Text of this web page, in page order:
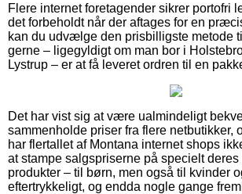
Flere internet foretagender sikrer portofri
det forbeholdt når der aftages for en
kan du udvælge den prisbilligste metode
gerne – ligegyldigt om man bor i
Lystrup – er at få leveret ordren til en
Det har vist sig at være ualmindeligt
sammenholde priser fra flere netbutikker,
har flertallet af Montana internet shops
at stampe salgspriserne på specielt deres
produkter – til børn, men også til kvinder
eftertrykkeligt, og endda nogle gange